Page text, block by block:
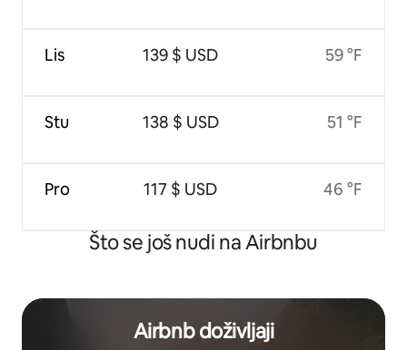
Lis
Stu
Pro
139 $ USD
138 $ USD
117 $ USD
59 °F
51 °F
46 °F
Što se još nudi na Airbnbu
Airbnb doživljaji